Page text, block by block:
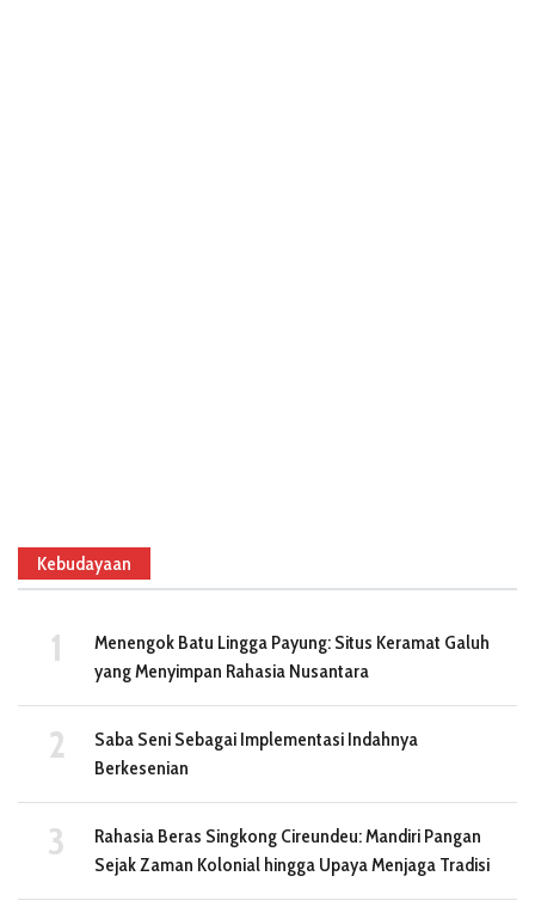
Kebudayaan
Menengok Batu Lingga Payung: Situs Keramat Galuh
yang Menyimpan Rahasia Nusantara
Saba Seni Sebagai Implementasi Indahnya
Berkesenian
Rahasia Beras Singkong Cireundeu: Mandiri Pangan
Sejak Zaman Kolonial hingga Upaya Menjaga Tradisi